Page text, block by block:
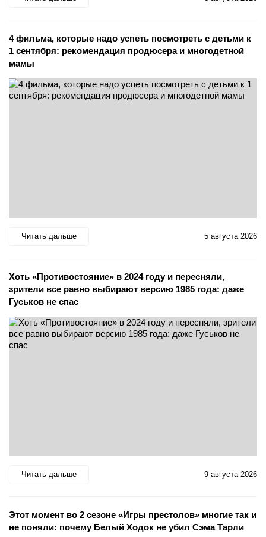
4 фильма, которые надо успеть посмотреть с детьми к
1 сентября: рекомендация продюсера и многодетной
мамы
Читать дальше 5 августа 2026
Хоть «Противостояние» в 2024 году и пересняли,
зрители все равно выбирают версию 1985 года: даже
Гуськов не спас
Читать дальше 9 августа 2026
Этот момент во 2 сезоне «Игры престолов» многие так и
не поняли: почему Белый Ходок не убил Сэма Тарли